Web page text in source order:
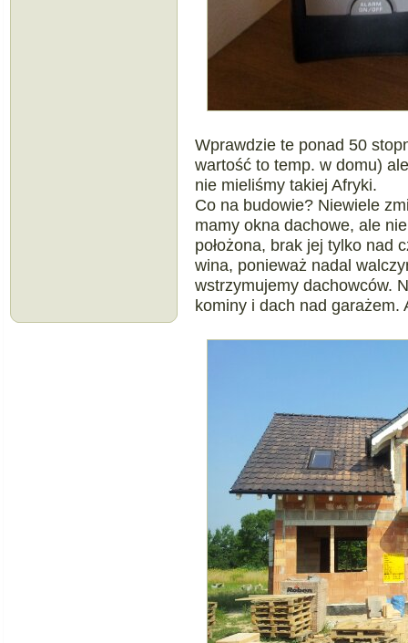
Wprawdzie te ponad 50
wartość to temp. w domu)
nie mieliśmy takiej Afryki.
Co na budowie? Niewiele
mamy okna dachowe, ale
położona, brak jej tylko nad
wina, ponieważ nadal
wstrzymujemy dachowców.
kominy i dach nad garażem.